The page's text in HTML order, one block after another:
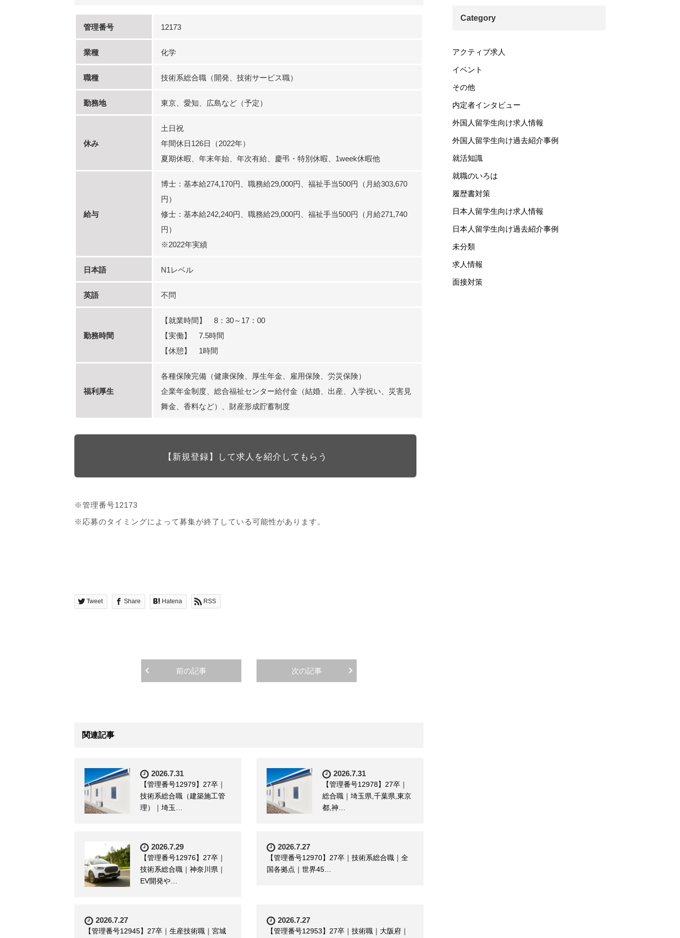
管理番号 12173
業種 化学
職種 技術系総合職（開発、技術サービス職）
勤務地 東京、愛知、広島など（予定）
休み
土日祝
年間休日126日（2022年）
夏期休暇、年末年始、年次有給、慶弔・特別休暇、1week休暇他
給与
博士：基本給274,170円、職務給29,000円、福祉手当500円（月給303,670
円）
修士：基本給242,240円、職務給29,000円、福祉手当500円（月給271,740
円）
※2022年実績
日本語 N1レベル
英語 不問
勤務時間
【就業時間】 8：30～17：00
【実働】 7.5時間
【休憩】 1時間
福利厚生
各種保険完備（健康保険、厚生年金、雇用保険、労災保険）
企業年金制度、総合福祉センター給付金（結婚、出産、入学祝い、災害見
舞金、香料など）、財産形成貯蓄制度
【新規登録】して求人を紹介してもらう
※管理番号12173
※応募のタイミングによって募集が終了している可能性があります。
Tweet Share Hatena RSS
前の記事 次の記事
関連記事
2026.7.31
【管理番号12979】27卒｜
技術系総合職（建築施工管
理）｜埼玉…
2026.7.31
【管理番号12978】27卒｜
総合職｜埼玉県,千葉県,東京
都,神…
2026.7.29
【管理番号12976】27卒｜
技術系総合職｜神奈川県｜
EV開発や…
2026.7.27
【管理番号12970】27卒｜技術系総合職｜全
国各拠点｜世界45…
2026.7.27
【管理番号12945】27卒｜生産技術職｜宮城
2026.7.27
【管理番号12953】27卒｜技術職｜大阪府｜
Category
アクティブ求人
イベント
その他
内定者インタビュー
外国人留学生向け求人情報
外国人留学生向け過去紹介事例
就活知識
就職のいろは
履歴書対策
日本人留学生向け求人情報
日本人留学生向け過去紹介事例
未分類
求人情報
面接対策